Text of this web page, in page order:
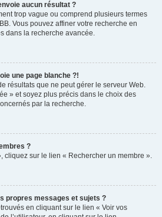
aucun résultat ?
trop vague ou comprend plusieurs termes
Vous pouvez affiner votre recherche en
dans la recherche avancée.
une page blanche ?!
résultats que ne peut gérer le serveur Web.
» et soyez plus précis dans le choix des
par la recherche.
?
cliquez sur le lien « Rechercher un membre ».
propres messages et sujets ?
en cliquant sur le lien « Voir vos